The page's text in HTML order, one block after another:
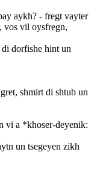
aykh? - fregt vayter
vos vil oysfregn,
dorfishe hint un
shmirt di shtub un
vi a *khoser-deyenik:
un tsegeyen zikh